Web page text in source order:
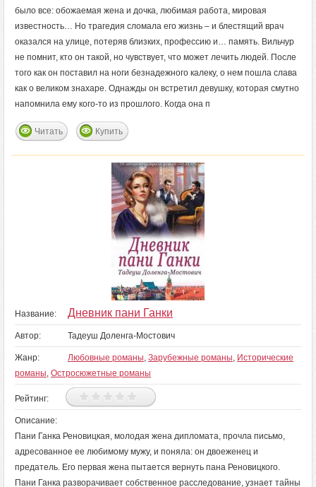
было все: обожаемая жена и дочка, любимая работа, мировая
известность… Но трагедия сломала его жизнь – и блестящий врач
оказался на улице, потеряв близких, профессию и… память. Вильчур
не помнит, кто он такой, но чувствует, что может лечить людей. После
того как он поставил на ноги безнадежного калеку, о нем пошла слава
как о великом знахаре. Однажды он встретил девушку, которая смутно
напомнила ему кого-то из прошлого. Когда она п
Читать Купить
Название: Дневник пани Ганки
Автор: Тадеуш Доленга-Мостович
Жанр: Любовные романы, Зарубежные романы, Исторические
романы, Остросюжетные романы
Рейтинг:
Описание:
Пани Ганка Реновицкая, молодая жена дипломата, прочла письмо,
адресованное ее любимому мужу, и поняла: он двоеженец и
предатель. Его первая жена пытается вернуть пана Реновицкого.
Пани Ганка разворачивает собственное расследование, узнает тайны